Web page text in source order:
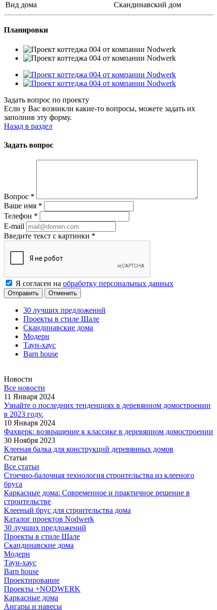
Вид дома
Скандинавский дом
Планировки
Задать вопрос по проекту
Если у Вас возникли какие-то вопросы, можете задать их
заполнив эту форму.
Назад в раздел
Задать вопрос
Вопрос *
Ваше имя *
Телефон *
E-mail
Введите текст с картинки *
Я согласен на обработку персональных данных
Отменить
30 лучших предложений
Проекты в стиле Шале
Скандинавские дома
Модерн
Таун-хаус
Barn house
Новости
Все новости
11 Января 2024
Узнайте о последних тенденциях в деревянном домостроении
в 2023 году.
10 Января 2024
Фахверк: возвращение к классике в деревянном домостроении
30 Ноября 2023
Клееная балка для конструкций деревянных домов
Статьи
Все статьи
Стоечно-балочная технология строительства из клееного
бруса
Каркасные дома: Современное и практичное решение в
строительстве
Клееный брус для строительства дома
Каталог проектов Nodwerk
30 лучших предложений
Проекты в стиле Шале
Скандинавские дома
Модерн
Таун-хаус
Barn house
Проектирование
Проекты +NODWERK
Каркасные дома
Ангары и навесы